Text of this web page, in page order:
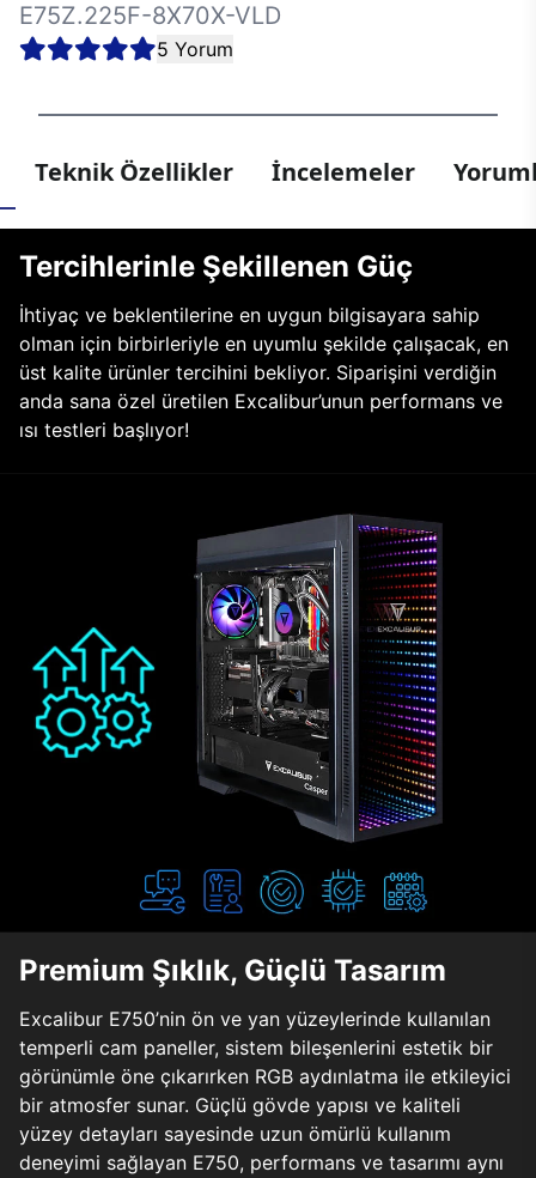
E75Z.225F-8X70X-VLD
5 Yorum
Teknik Özellikler İncelemeler
Tercihlerinle Şekillenen Güç
İhtiyaç ve beklentilerine en uygun bilgisayara sahip
olman için birbirleriyle en uyumlu şekilde çalışacak, en
üst kalite ürünler tercihini bekliyor. Siparişini verdiğin
anda sana özel üretilen Excalibur’unun performans ve
ısı testleri başlıyor!
Premium Şıklık, Güçlü Tasarım
Excalibur E750’nin ön ve yan yüzeylerinde kullanılan
temperli cam paneller, sistem bileşenlerini estetik bir
görünümle öne çıkarırken RGB aydınlatma ile etkileyici
bir atmosfer sunar. Güçlü gövde yapısı ve kaliteli
yüzey detayları sayesinde uzun ömürlü kullanım
deneyimi sağlayan E750, performans ve tasarımı aynı